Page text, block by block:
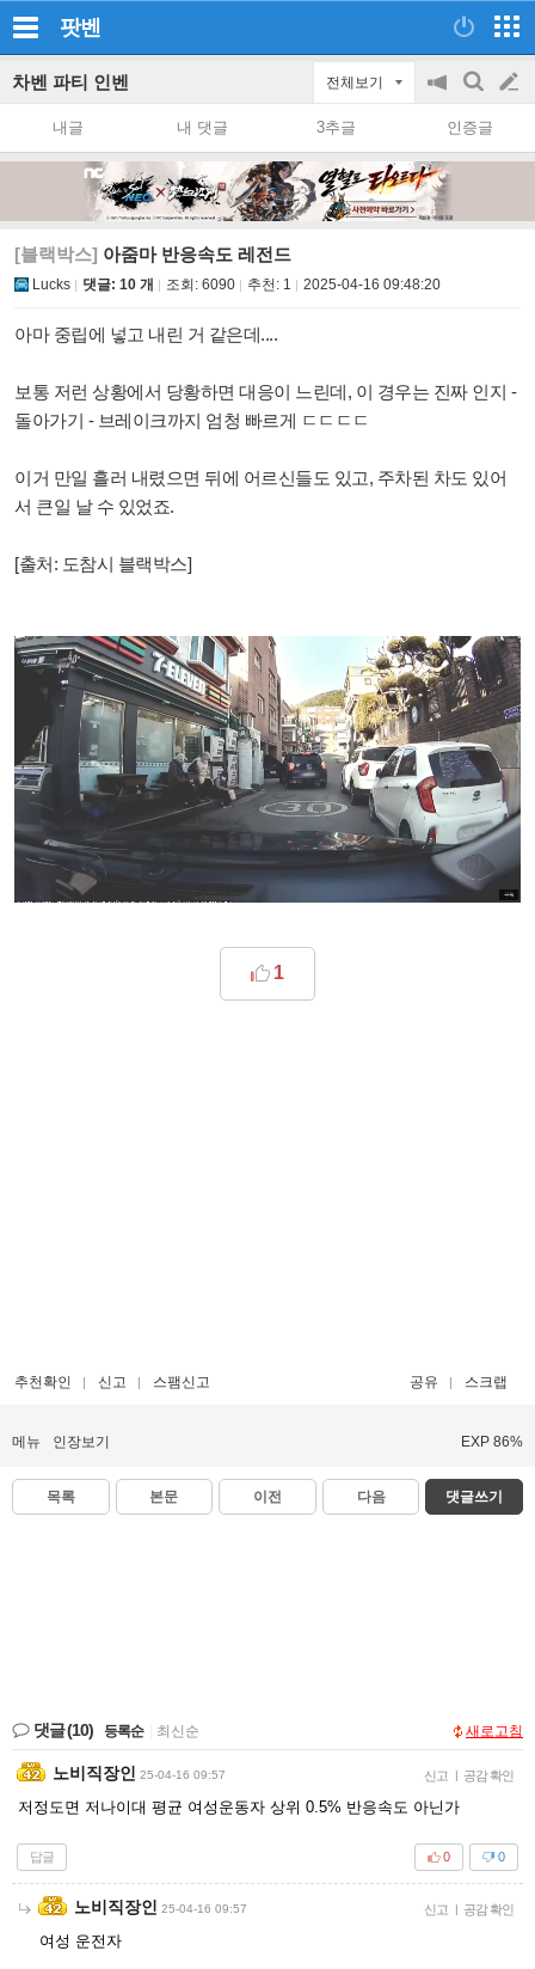
팟벤
차벤 파티 인벤 전체보기
공
on/off
검
색
글
쓰
내글 내 댓글 3추글 인증글
[블랙박스] 아줌마 반응속도 레전드
Lucks 댓글: 10 개 조회: 6090 추천: 1 2025-04-16 09:48:20
아마 중립에 넣고 내린 거 같은데....
보통 저런 상황에서 당황하면 대응이 느린데, 이 경우는 진짜 인지 -
돌아가기 - 브레이크까지 엄청 빠르게 ㄷㄷㄷㄷ
이거 만일 흘러 내렸으면 뒤에 어르신들도 있고, 주차된 차도 있어
서 큰일 날 수 있었죠.
[출처: 도참시 블랙박스]
1
추천확인 신고 스팸신고 공유 스크랩
메뉴 인장보기 EXP 86%
목록 본문 이전 다음 댓글쓰기
댓글(10) 등록순 최신순 새로고침
노비직장인 25-04-16 09:57 신고 | 공감 확인
저정도면 저나이대 평균 여성운동자 상위 0.5% 반응속도 아닌가
답글 0
0
노비직장인 25-04-16 09:57 신고 | 공감 확인
여성 운전자